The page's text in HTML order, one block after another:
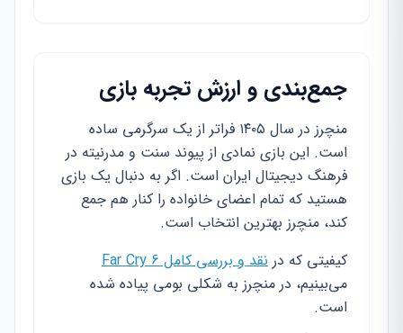
جمع‌بندی و ارزش تجربه بازی
منچرز در سال ۱۴۰۵ فراتر از یک سرگرمی ساده
است. این بازی نمادی از پیوند سنت و مدرنیته در
فرهنگ دیجیتال ایران است. اگر به دنبال یک بازی
هستید که تمام اعضای خانواده را کنار هم جمع
کند، منچرز بهترین انتخاب است.
کیفیتی که در نقد و بررسی کامل Far Cry 6
می‌بینیم، در منچرز به شکلی بومی پیاده شده
است.